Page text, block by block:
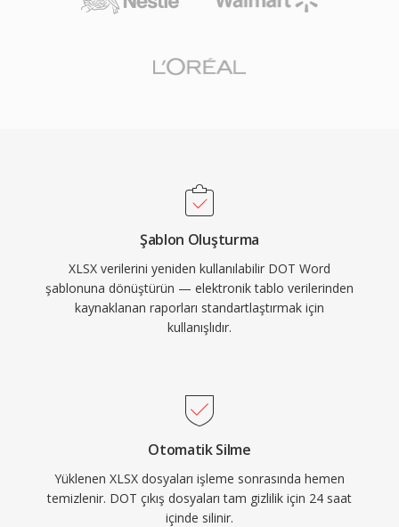
Şablon Oluşturma
XLSX verilerini yeniden kullanılabilir DOT Word
şablonuna dönüştürün — elektronik tablo verilerinden
kaynaklanan raporları standartlaştırmak için
kullanışlıdır.
Otomatik Silme
Yüklenen XLSX dosyaları işleme sonrasında hemen
temizlenir. DOT çıkış dosyaları tam gizlilik için 24 saat
içinde silinir.